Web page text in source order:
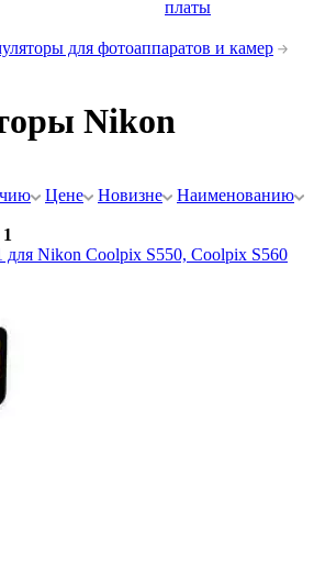
платы
для фотоаппаратов и камер
Nikon
Цене Новизне Наименованию
Nikon Coolpix S550, Coolpix S560